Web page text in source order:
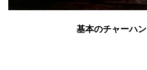
基本のチャーハン